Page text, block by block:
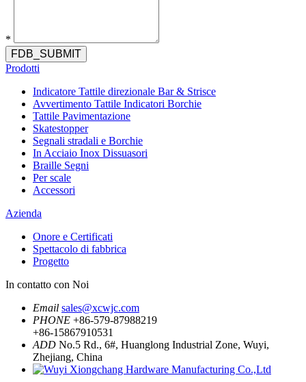
*
FDB_SUBMIT
Prodotti
Indicatore Tattile direzionale Bar & Strisce
Avvertimento Tattile Indicatori Borchie
Tattile Pavimentazione
Skatestopper
Segnali stradali e Borchie
In Acciaio Inox Dissuasori
Braille Segni
Per scale
Accessori
Azienda
Onore e Certificati
Spettacolo di fabbrica
Progetto
In contatto con Noi
Email sales@xcwjc.com
PHONE +86-579-87988219
+86-15867910531
ADD No.5 Rd., 6#, Huanglong Industrial Zone, Wuyi,
Zhejiang, China